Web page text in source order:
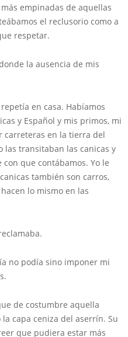
empinadas de aquellas
el reclusorio como a
respetar.
la ausencia de mis
en casa. Habíamos
y Español y mis primos, mi
carreteras en la tierra del
las transitaban las canicas y
que contábamos. Yo le
también son carros,
lo mismo en las
no podía sino imponer mi
de costumbre aquella
capa ceniza del aserrín. Su
que pudiera estar más